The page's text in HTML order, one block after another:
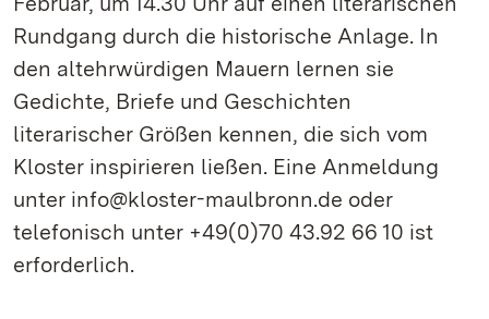
Rundgang durch die historische Anlage. In
den altehrwürdigen Mauern lernen sie
Gedichte, Briefe und Geschichten
literarischer Größen kennen, die sich vom
Kloster inspirieren ließen. Eine Anmeldung
unter info@kloster-maulbronn.de oder
telefonisch unter +49(0)70 43.92 66 10 ist
erforderlich.